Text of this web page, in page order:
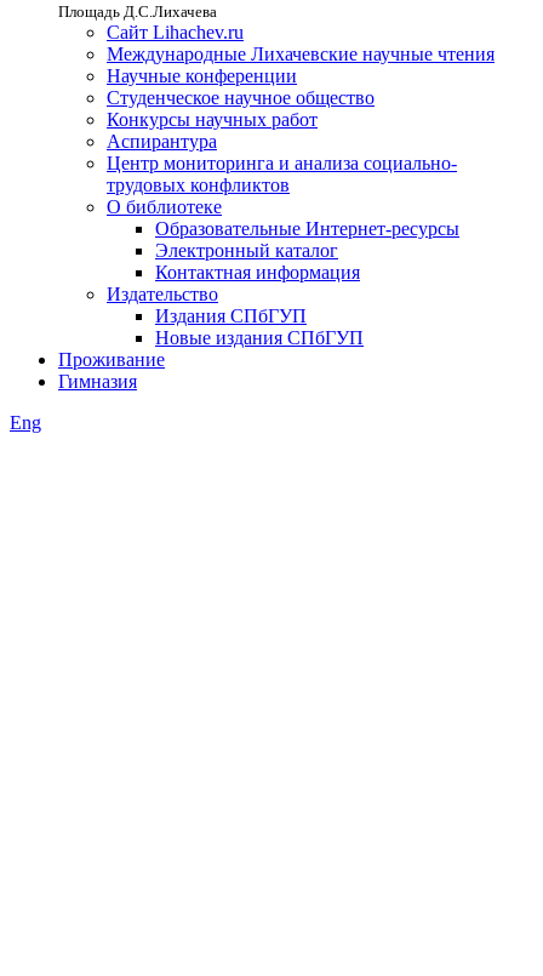
Площадь Д.С.Лихачева
Сайт Lihachev.ru
Международные Лихачевские научные чтения
Научные конференции
Студенческое научное общество
Конкурсы научных работ
Аспирантура
Центр мониторинга и анализа социально-
трудовых конфликтов
О библиотеке
Образовательные Интернет-ресурсы
Электронный каталог
Контактная информация
Издательство
Издания СПбГУП
Новые издания СПбГУП
Проживание
Гимназия
Eng